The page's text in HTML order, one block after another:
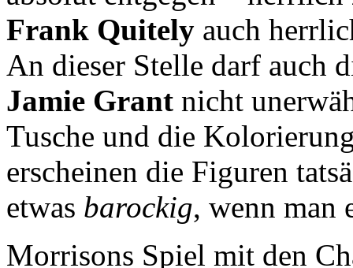
Frank Quitely auch
An dieser Stelle darf auch
Jamie Grant nicht
Tusche und die
erscheinen die Figuren
etwas barockig, wenn man
Morrisons Spiel mit den